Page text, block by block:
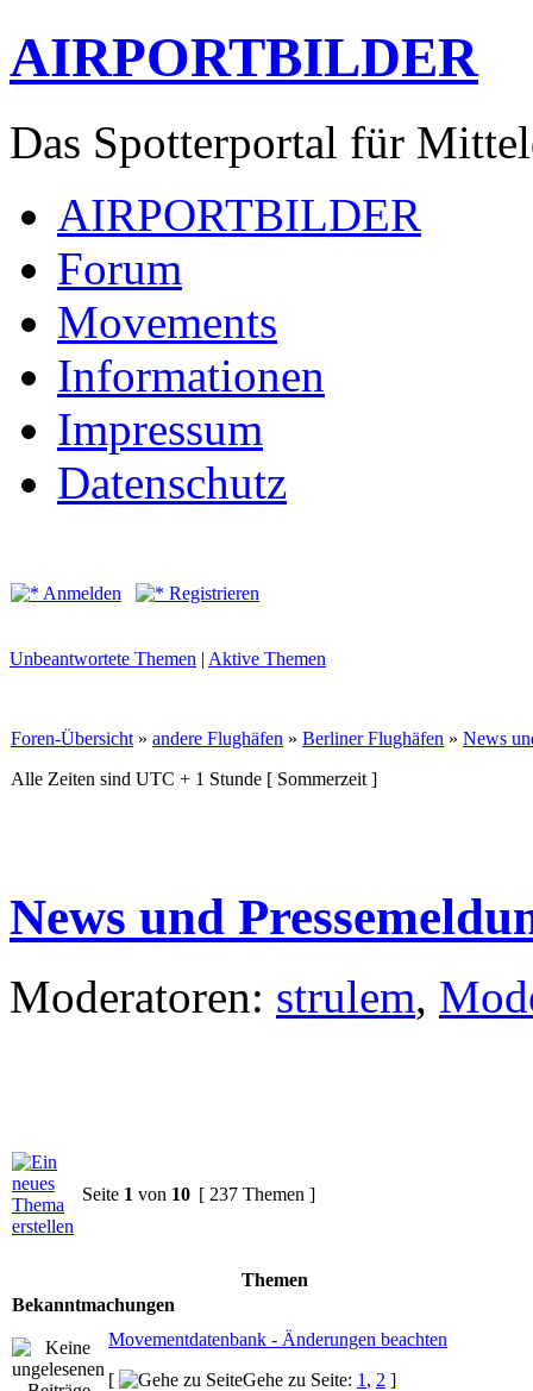
AIRPORTBILDER
Das Spotterportal für
AIRPORTBILDER
Forum
Movements
Informationen
Impressum
Datenschutz
Anmelden Registrieren
Unbeantwortete Themen | Aktive Themen
Foren-Übersicht » andere Flughäfen » Berliner Flughäfen » News
Alle Zeiten sind UTC + 1 Stunde [ Sommerzeit ]
News und
Moderatoren: strulem,
Seite 1 von 10 [ 237 Themen ]
Themen
Bekanntmachungen
Movementdatenbank - Änderungen beachten
[
Gehe zu Seite: 1 , 2 ]